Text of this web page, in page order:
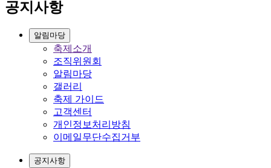
공지사항
알림마당
축제소개
조직위원회
알림마당
갤러리
축제 가이드
고객센터
개인정보처리방침
이메일무단수집거부
공지사항